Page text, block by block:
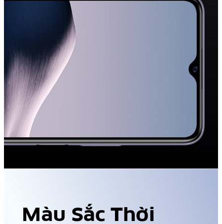
Màu Sắc Thời